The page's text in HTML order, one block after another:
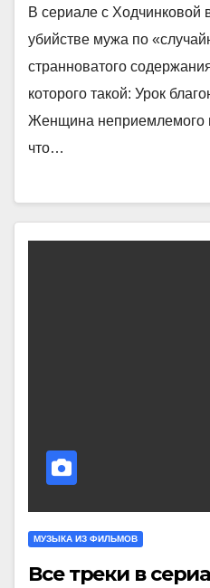
В сериале с Ходчинковой
убийстве мужа по
странноватого
которого такой: Урок
Женщина неприемлемого
что…
МУЗЫКА ИЗ ФИЛЬМОВ
Все треки в